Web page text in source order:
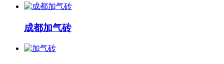
成都加气砖